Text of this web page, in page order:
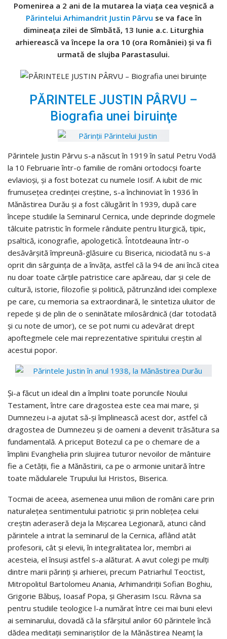
Pomenirea a 2 ani de la mutarea la viaţa cea veşnică a
Părintelui Arhimandrit Justin Pârvu se va face în
dimineaţa zilei de Sîmbătă, 13 Iunie a.c. Liturghia
arhierească va începe la ora 10 (ora României) şi va fi
urmată de slujba Parastasului.
PĂRINTELE JUSTIN PÂRVU –
Biografia unei biruinţe
Părintele Justin Pârvu s-a născut în 1919 în satul Petru Vodă
la 10 Februarie într-o familie de români ortodocşi foarte
evlavioşi, şi a fost botezat cu numele Iosif. A iubit de mic
frumuseţea credinţei creştine, s-a închinoviat în 1936 în
Mănăstirea Durău şi a fost călugărit în 1939, după care
începe studiile la Seminarul Cernica, unde deprinde dogmele
tâlcuite patristic în formele rânduite pentru liturgică, tipic,
psaltică, iconografie, apologetică. Întotdeauna într-o
desăvârşită împreună-glăsuire cu Biserica, niciodată nu s-a
oprit din sârguinţa de a învăţa, astfel că la 94 de ani încă citea
nu doar toate cărţile patristice care apăreau, dar şi cele de
cultură, istorie, filozofie şi politică, pătrunzând idei complexe
pe care, cu memoria sa extraordinară, le sintetiza uluitor de
repede şi de plin de o seninătate milosârdnică (dar totodată
şi cu note de umor), ce se pot numi cu adevărat drept
apoftegmele cele mai reprezentative spiritului creştin al
acestui popor.
Şi-a făcut un ideal din a împlini toate poruncile Noului
Testament, între care dragostea este cea mai mare, şi
Dumnezeu i-a ajutat să-şi împlinească acest dor, astfel că
dragostea de Dumnezeu şi de oameni a devenit trăsătura sa
fundamentală. A priceput Botezul ca pe o chemare de a
împlini Evanghelia prin slujirea tuturor nevoilor de mântuire
fie a Cetăţii, fie a Mănăstirii, ca pe o armonie unitară între
toate mădularele Trupului lui Hristos, Biserica.
Tocmai de aceea, asemenea unui milion de români care prin
naturaleţea sentimentului patriotic şi prin nobleţea celui
creştin aderaseră deja la Mişcarea Legionară, atunci când
părintele a intrat la seminarul de la Cernica, aflând atât
profesorii, cât şi elevii, în integralitatea lor, membri ai
acesteia, el însuşi astfel s-a alăturat. A avut colegi pe mulţi
dintre marii părinţi şi arhierei, precum Patriarhul Teoctist,
Mitropolitul Bartolomeu Anania, Arhimandriţii Sofian Boghiu,
Grigorie Băbuş, Ioasaf Popa, şi Gherasim Iscu. Râvna sa
pentru studiile teologice l-a numărat între cei mai buni elevi
ai seminarului, dovadă că la sfârşitul anilor 60 părintele încă
dădea meditaţii seminariştilor de la Mănăstirea Neamţ la